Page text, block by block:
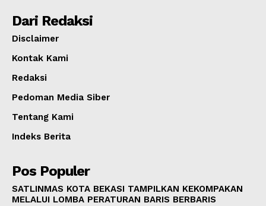
Dari Redaksi
Disclaimer
Kontak Kami
Redaksi
Pedoman Media Siber
Tentang Kami
Indeks Berita
Pos Populer
SATLINMAS KOTA BEKASI TAMPILKAN KEKOMPAKAN
MELALUI LOMBA PERATURAN BARIS BERBARIS